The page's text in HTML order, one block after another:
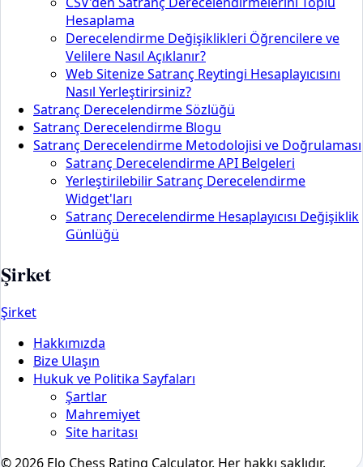
Hesaplama
Derecelendirme Değişiklikleri Öğrencilere ve
Velilere Nasıl Açıklanır?
Web Sitenize Satranç Reytingi Hesaplayıcısını
Nasıl Yerleştirirsiniz?
Satranç Derecelendirme Sözlüğü
Satranç Derecelendirme Blogu
Satranç Derecelendirme Metodolojisi ve Doğrulaması
Satranç Derecelendirme API Belgeleri
Yerleştirilebilir Satranç Derecelendirme
Widget'ları
Satranç Derecelendirme Hesaplayıcısı Değişiklik
Günlüğü
Şirket
Şirket
Hakkımızda
Bize Ulaşın
Hukuk ve Politika Sayfaları
Şartlar
Mahremiyet
Site haritası
© 2026 Elo Chess Rating Calculator. Her hakkı saklıdır.